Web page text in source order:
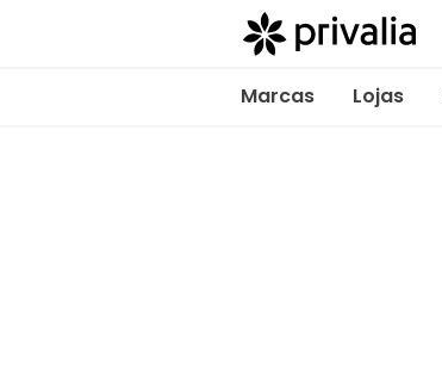
Marcas Lojas